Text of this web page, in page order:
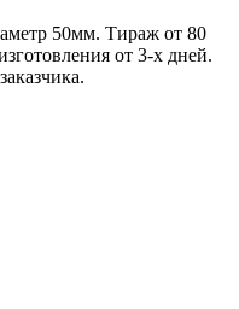
50мм. Тираж от 80
от 3-х дней.